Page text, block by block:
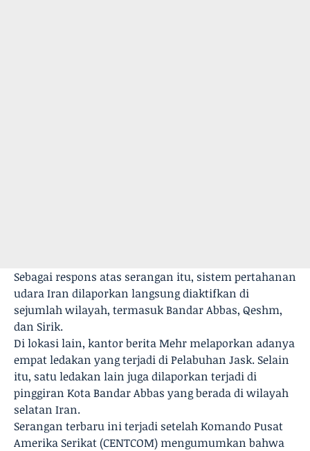
Sebagai respons atas serangan itu, sistem pertahanan
udara Iran dilaporkan langsung diaktifkan di
sejumlah wilayah, termasuk Bandar Abbas, Qeshm,
dan Sirik.
Di lokasi lain, kantor berita Mehr melaporkan adanya
empat ledakan yang terjadi di Pelabuhan Jask. Selain
itu, satu ledakan lain juga dilaporkan terjadi di
pinggiran Kota Bandar Abbas yang berada di wilayah
selatan Iran.
Serangan terbaru ini terjadi setelah Komando Pusat
Amerika Serikat (CENTCOM) mengumumkan bahwa